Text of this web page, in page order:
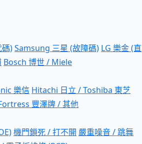
)Samsung 三星 (故障碼) LG 樂金 (直
Bosch 博世 / Miele
樂信 Hitachi 日立 / Toshiba 東芝
豐澤牌 / 其他
機門鎖死 / 打不開 嚴重噪音 / 跳舞